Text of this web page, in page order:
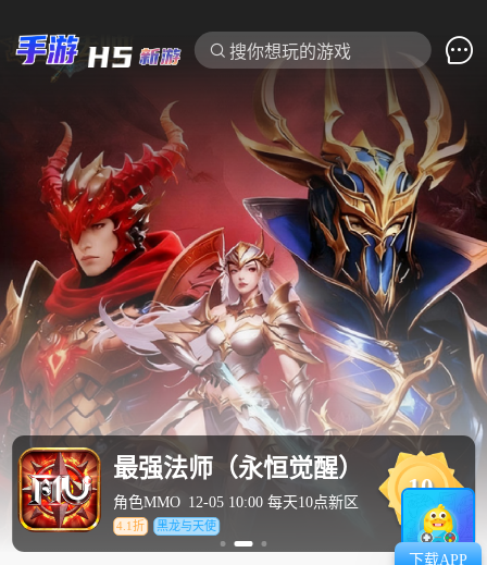
搜你想玩的游戏
最强法师（永恒觉醒）
角色MMO 12-05 10:00 每天10点新区
4.1折 黑龙与天使
10
下载APP